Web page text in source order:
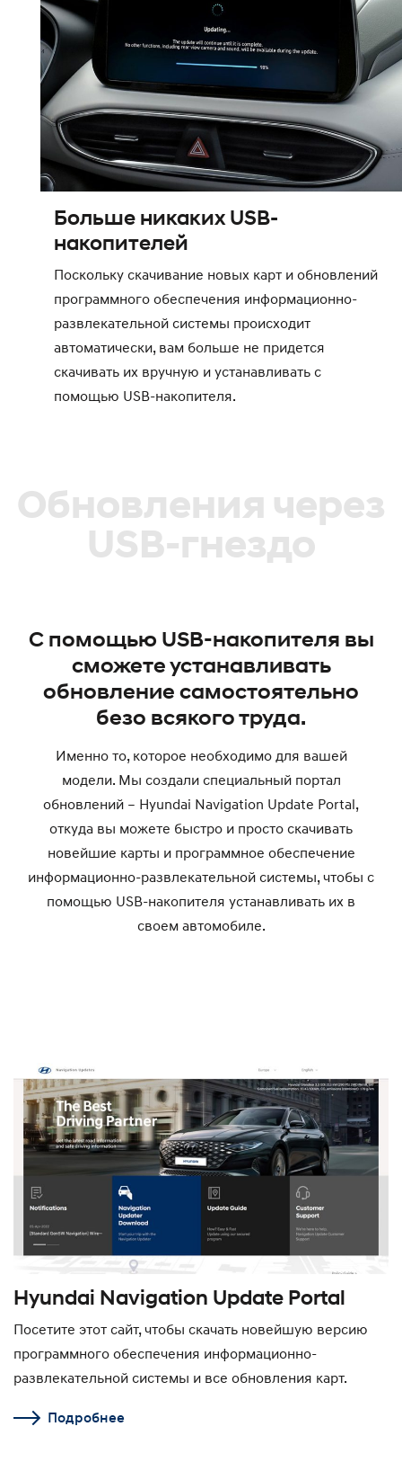
Больше никаких USB-
накопителей
Поскольку скачивание новых карт и обновлений
программного обеспечения информационно-
развлекательной системы происходит
автоматически, вам больше не придется
скачивать их вручную и устанавливать с
помощью USB-накопителя.
Обновления через
USB-гнездо
С помощью USB-накопителя вы
сможете устанавливать
обновление самостоятельно
безо всякого труда.
Именно то, которое необходимо для вашей
модели. Мы создали специальный портал
обновлений – Hyundai Navigation Update Portal,
откуда вы можете быстро и просто скачивать
новейшие карты и программное обеспечение
информационно-развлекательной системы, чтобы с
помощью USB-накопителя устанавливать их в
своем автомобиле.
Hyundai Navigation Update Portal
Посетите этот сайт, чтобы скачать новейшую версию
программного обеспечения информационно-
развлекательной системы и все обновления карт.
Подробнее